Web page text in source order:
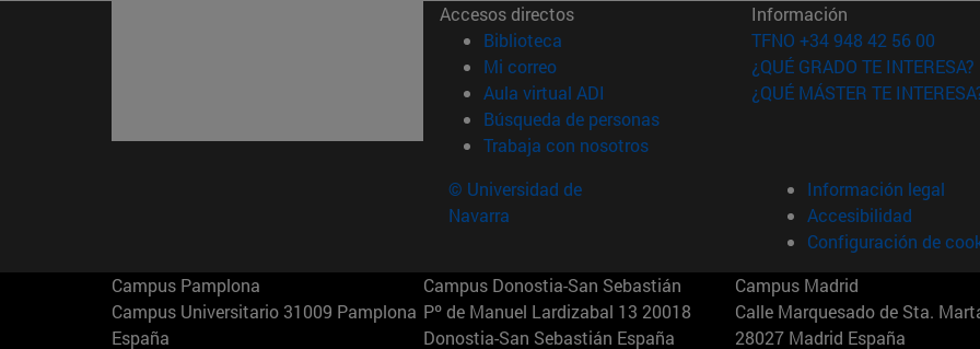
Accesos directos
Biblioteca (abre en nueva ventana)
Mi correo(abre en nueva ventana)
Aula virtual ADI (abre en nueva ventana)
Búsqueda de personas(abre en nueva ventana)
Trabaja con nosotros(abre en nueva ventana)
Información
TFNO +34 948 42 56 00
¿QUÉ GRADO TE INTERESA?
¿QUÉ MÁSTER TE
© Universidad de
Navarra
Información legal
Accesibilidad
Configuración de
Campus Pamplona
Campus Universitario 31009 Pamplona
España
Campus Donostia-San Sebastián
Pº de Manuel Lardizabal 13 20018
Donostia-San Sebastián España
Campus Madrid
Calle Marquesado de Sta.
28027 Madrid España